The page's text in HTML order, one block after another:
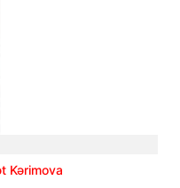
Kərimova